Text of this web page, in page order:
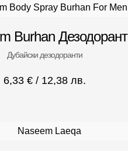
Burhan Дезодорант
Дубайски дезодоранти
6,33€ / 12,38 лв.